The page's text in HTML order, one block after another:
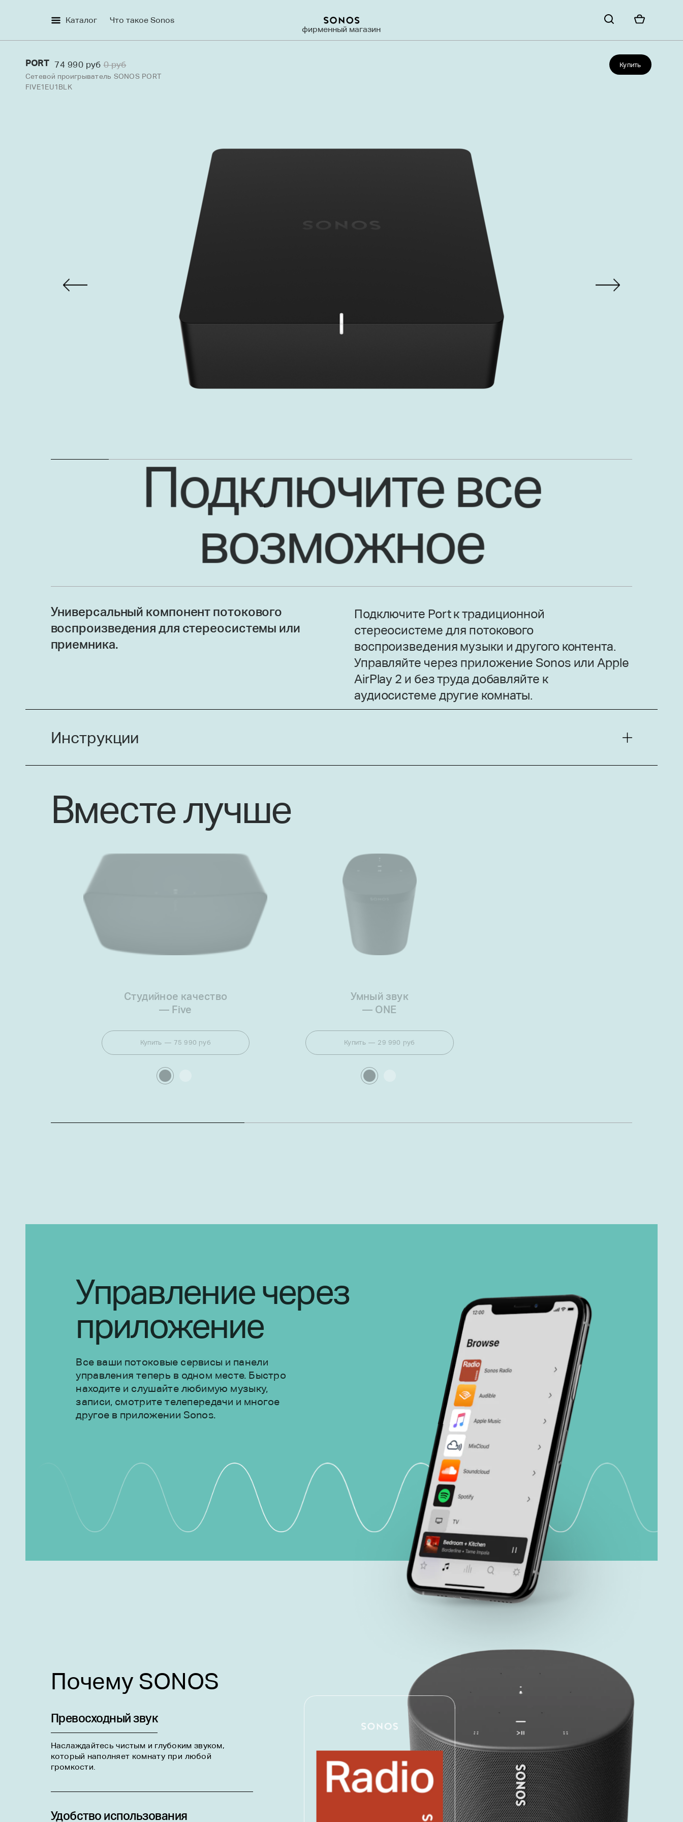
Наушники
Встраиваемая акустика
Как работает SONOS
Каталог
Что такое Sonos
фирменный магазин
Сетевой проигрыватель SONOS PORT
FIVE1EU1BLK
PORT 74 990 руб 0 руб Купить
Подключите все
возможное
Универсальный компонент потокового
воспроизведения для стереосистемы или
приемника.
Подключите Port к традиционной
стереосистеме для потокового
воспроизведения музыки и другого контента.
Управляйте через приложение Sonos или Apple
AirPlay 2 и без труда добавляйте к
аудиосистеме другие комнаты.
Инструкции
Вместе лучше
Студийное качество
—Five
Select
colour
Купить 75 990 руб
Умный звук
—ONE
Select
colour
Купить 29 990 руб
Управление через
приложение
Все ваши потоковые сервисы и панели
управления теперь в одном месте. Быстро
находите и слушайте любимую музыку,
записи, смотрите телепередачи и многое
другое в приложении Sonos.
Почему SONOS
Превосходный звук
Наслаждайтесь чистым и глубоким звуком,
который наполняет комнату при любой
громкости.